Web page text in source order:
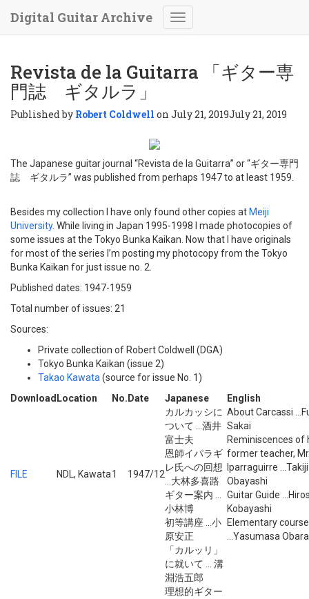
Digital Guitar Archive
Toggle
Revista de la Guitarra 「ギター専
門誌 ギタルラ」
Published by Robert Coldwell on July 21, 2019July 21, 2019
The Japanese guitar journal “Revista de la Guitarra” or “ギター専門
誌 ギタルラ” was published from perhaps 1947 to at least 1959.
Besides my collection I have only found other copies at Meiji
University. While living in Japan 1995-1998 I made photocopies of
some issues at the Tokyo Bunka Kaikan. Now that I have originals
for most of the series I’m posting my photocopy from the Tokyo
Bunka Kaikan for just issue no. 2.
Published dates: 1947-1959
Total number of issues: 21
Sources:
Private collection of Robert Coldwell (DGA)
Tokyo Bunka Kaikan (issue 2)
Takao Kawata(source for issue No. 1)
Download Location No. Date Japanese English
FILE NDL, Kawata1 1947/12
カルカッシに
ついて ...酒井
富士夫
恩師イパラギ
レ氏への回想
...大林多喜路
ギター案内 ...
小林博
初等講座 ...小
原安正
About Carcassi
Sakai
Reminiscences of
former teacher,
Iparraguirre ...Takiji
Obayashi
Guitar Guide
Kobayashi
Elementary course
...Yasumasa Obara
「カルッリ」
に就いて ... 溝
淵浩五郎
理想的ギター